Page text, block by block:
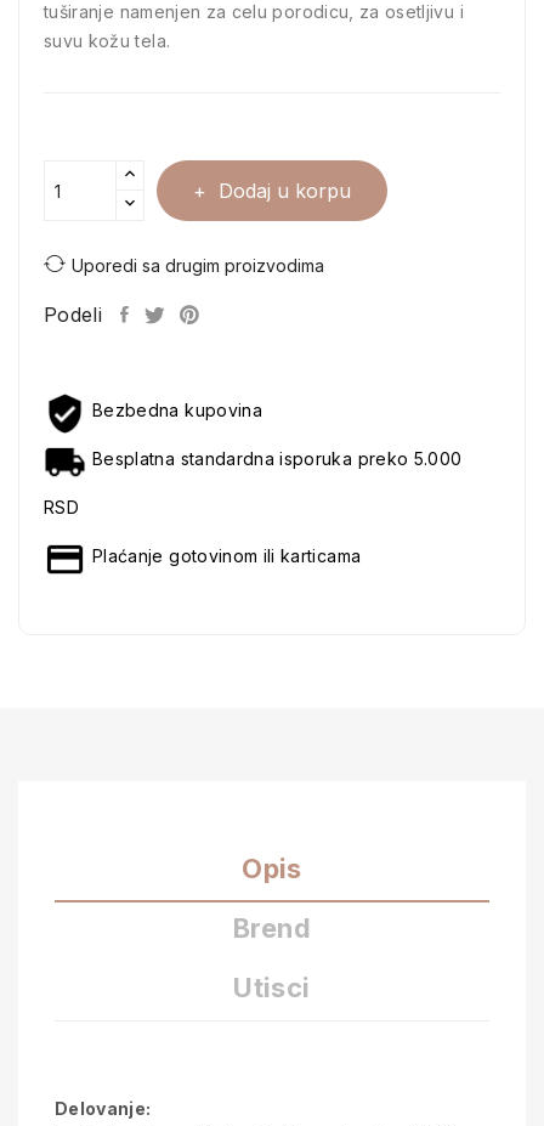
tuširanje namenjen za celu porodicu, za osetljivu i
suvu kožu tela.
Dodaj u korpu
Uporedi sa drugim proizvodima
Podeli
Bezbedna kupovina
Besplatna standardna isporuka preko 5.000
RSD
Plaćanje gotovinom ili karticama
Opis
Brend
Utisci
Delovanje: